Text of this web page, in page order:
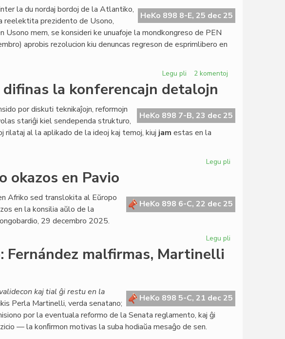
por
la
HeKo 898 8-E, 25 dec 25
la du nordaj bordoj de la Atlantiko,
reelektita prezidento de Usono,
Usono mem, se konsideri ke unuafoje la mondkongreso de PEN
aprobis rezolucion kiu denuncas regreson de esprimlibero en
Legu pli
2025:
la
malfacila
jaro
ĉe
2 komentoj
la konferencajn detalojn
HeKo 898 7-B, 23 dec 25
por diskuti teknikaĵojn, reformojn
stariĝi kiel sendependa strukturo,
al la aplikado de la ideoj kaj temoj, kiuj jam estas en la
Legu pli
difinas
la
okazos en Pavio
HeKo 898 6-C, 22 dec 25
Afriko sed translokita al Eŭropo
en la konsilia aŭlo de la
29 decembro 2025.
Legu pli
en
Pavio
Fernández malfirmas, Martinelli
HeKo 898 5-C, 21 dec 25
kaj tial ĝi restu en la
Perla Martinelli, verda senatano;
por la eventuala reformo de la Senata reglamento, kaj ĝi
— la konﬁrmon motivas la suba hodiaŭa mesaĝo de sen.